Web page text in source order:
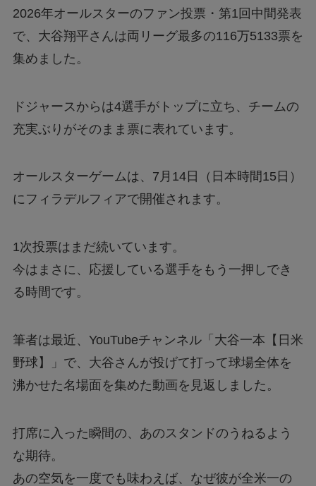
2026年オールスターのファン投票・第1回中間発表
で、大谷翔平さんは両リーグ最多の116万5133票を
集めました。
ドジャースからは4選手がトップに立ち、チームの
充実ぶりがそのまま票に表れています。
オールスターゲームは、7月14日（日本時間15日）
にフィラデルフィアで開催されます。
1次投票はまだ続いています。
今はまさに、応援している選手をもう一押しでき
る時間です。
筆者は最近、YouTubeチャンネル「大谷一本【日米
野球】」で、大谷さんが投げて打って球場全体を
沸かせた名場面を集めた動画を見返しました。
打席に入った瞬間の、あのスタンドのうねるよう
な期待。
あの空気を一度でも味わえば、なぜ彼が全米一の